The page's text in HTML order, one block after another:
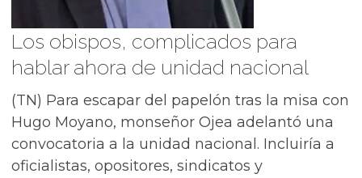
Los obispos, complicados para
hablar ahora de unidad nacional
(TN) Para escapar del papelón tras la misa con
Hugo Moyano, monseñor Ojea adelantó una
convocatoria a la unidad nacional. Incluiría a
oficialistas, opositores, sindicatos y